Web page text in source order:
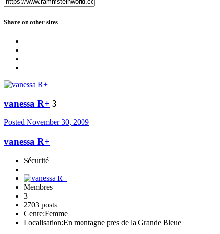
Share on other sites
vanessa R+ 3
Posted November 30, 2009
vanessa R+
Sécurité
Membres
3
2703 posts
Genre:Femme
Localisation:En montagne pres de la Grande Bleue